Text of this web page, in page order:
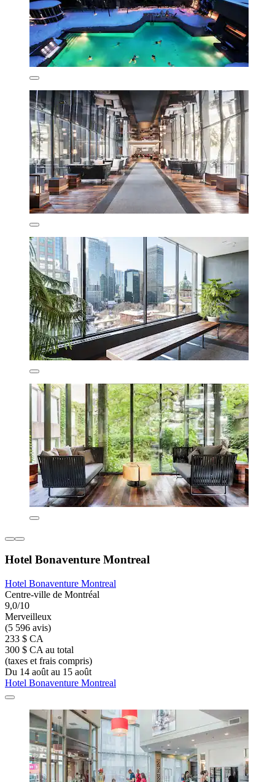
Hotel Bonaventure Montreal
Hotel Bonaventure Montreal
Centre-ville de Montréal
9,0/10
Merveilleux
(5 596 avis)
233 $ CA
300 $ CA au total
(taxes et frais compris)
Du 14 août au 15 août
Hotel Bonaventure Montreal